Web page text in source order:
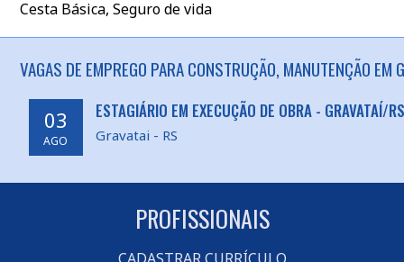
Cesta Básica, Seguro de vida
VAGAS DE EMPREGO PARA CONSTRUÇÃO, MANUTENÇÃO EM
03
AGO
ESTAGIÁRIO EM EXECUÇÃO DE OBRA - GRAVATAÍ/RS
Gravatai - RS
PROFISSIONAIS